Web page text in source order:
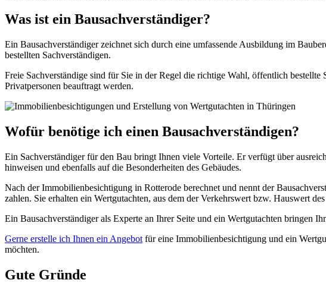
Was ist ein Bausachverständiger?
Ein Bausachverständiger zeichnet sich durch eine umfassende Ausbildung im
bestellten Sachverständigen.
Freie Sachverständige sind für Sie in der Regel die richtige Wahl, öffentlich
Privatpersonen beauftragt werden.
Wofür benötige ich einen Bausachverständigen?
Ein Sachverständiger für den Bau bringt Ihnen viele Vorteile. Er verfügt über
hinweisen und ebenfalls auf die Besonderheiten des Gebäudes.
Nach der Immobilienbesichtigung in Rotterode berechnet und nennt der
zahlen. Sie erhalten ein Wertgutachten, aus dem der Verkehrswert bzw. Hauswert
Ein Bausachverständiger als Experte an Ihrer Seite und ein Wertgutachten bringen
Gerne erstelle ich Ihnen ein Angebot für eine Immobilienbesichtigung und ein
möchten.
Gute Gründe